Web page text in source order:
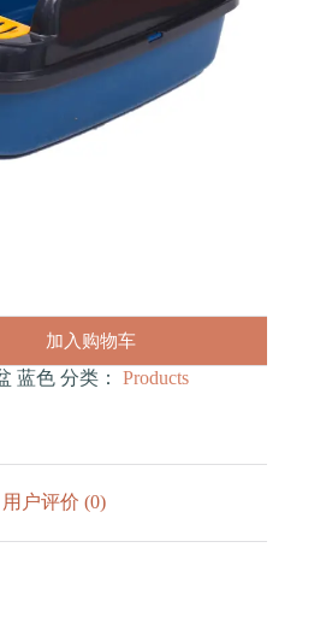
加入购物车
蓝色 分类： Products
用户评价 (0)